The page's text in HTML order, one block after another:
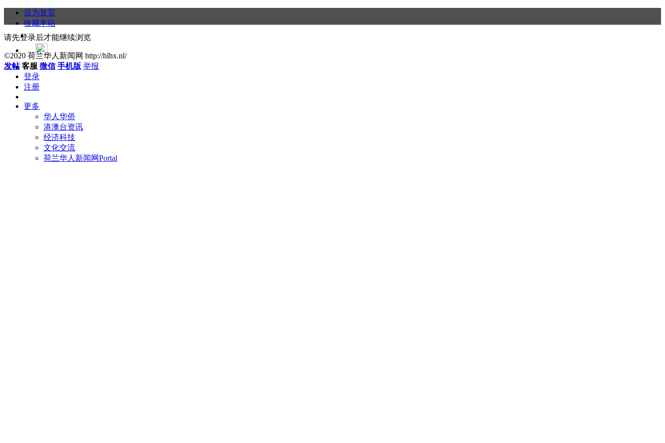
设为首页
收藏本站
登录
注册
更多
华人华侨
港澳台资讯
经济科技
文化交流
荷兰华人新闻网Portal
请先登录后才能继续浏览
©2020 荷兰华人新闻网 http://hlhx.nl/
发帖 客服 微信 手机版 举报